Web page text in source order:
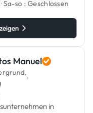
·Sa-so : Geschlossen
Manuel
·
in